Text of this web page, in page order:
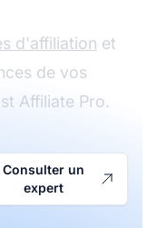
d'affiliation et
de vos
Affiliate Pro.
Consulter un
expert